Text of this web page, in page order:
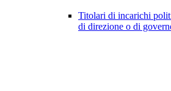
Titolari di incarichi
di direzione o di